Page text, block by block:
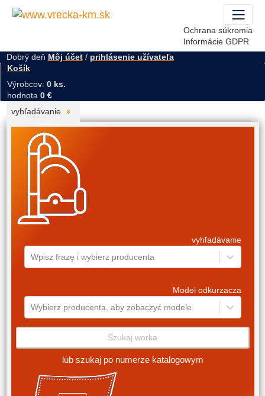
Ochrana súkromia
Informácie GDPR
Dobrý deň Môj účet/ prihlásenie užívateľa
Košík
Výrobcov: 0 ks.
hodnota 0 €
vyhľadávanie
vyhľadávanie
Wpisz frazę i wybierz producenta
Model odkurzacza
Wybierz producenta, aby zobaczyć modele
Szukaj worka
lub szukaj po numerze katalogowym